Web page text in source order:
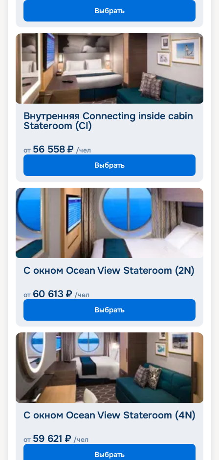
Выбрать
Внутренняя Connecting inside cabin
Stateroom (CI)
от 56 558 ₽ /чел
Выбрать
С окном Ocean View Stateroom (2N)
от 60 613 ₽ /чел
Выбрать
С окном Ocean View Stateroom (4N)
от 59 621 ₽ /чел
Выбрать